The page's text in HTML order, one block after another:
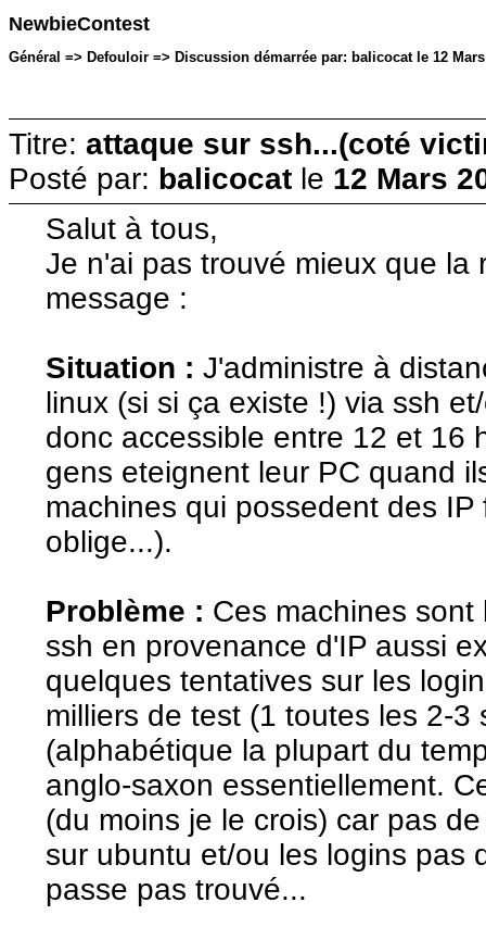
NewbieContest
Général => Defouloir => Discussion démarrée par: balicocat le 12 Mars
Titre: attaque sur ssh...(coté
Posté par: balicocat le 12 Mars
Salut à tous,
Je n'ai pas trouvé mieux que la
message :
Situation :J'administre à
linux (si si ça existe !) via ssh
donc accessible entre 12 et 16
gens eteignent leur PC quand
machines qui possedent des
oblige...).
Problème : Ces machines
ssh en provenance d'IP aussi
quelques tentatives sur les
milliers de test (1 toutes les 2-3
(alphabétique la plupart du
anglo-saxon essentiellement.
(du moins je le crois) car pas
sur ubuntu et/ou les logins pas
passe pas trouvé...